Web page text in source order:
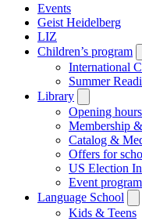
Events
Geist Heidelberg
LIZ
Children’s program
International
Summer
Library
submenu
Opening
Membership
Catalog &
Offers for
US Election
Event program
Language School
Kids & Teens